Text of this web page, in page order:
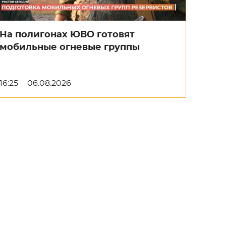
полигонах ЮВО готовят
огневые группы
06.08.2026